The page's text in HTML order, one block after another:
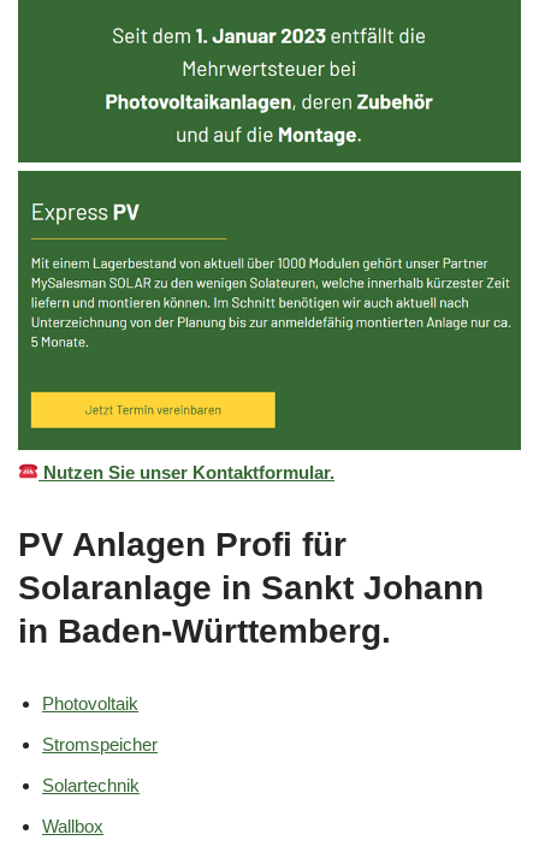
Nutzen Sie unser Kontaktformular.
PV Anlagen Profi für
Solaranlage in Sankt Johann
in Baden-Württemberg.
Photovoltaik
Stromspeicher
Solartechnik
Wallbox